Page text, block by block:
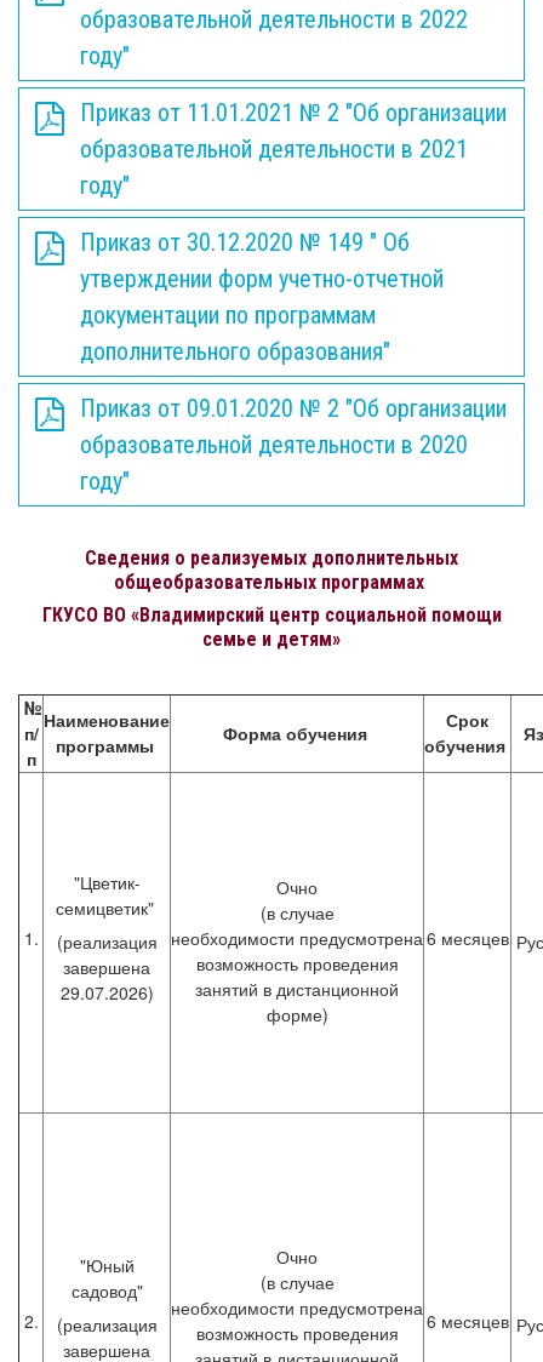
образовательной деятельности в 2022
году"
Приказ от 11.01.2021 № 2 "Об организации
образовательной деятельности в 2021
году"
Приказ от 30.12.2020 № 149 " Об
утверждении форм учетно-отчетной
документации по программам
дополнительного образования"
Приказ от 09.01.2020 № 2 "Об организации
образовательной деятельности в 2020
году"
Сведения о реализуемых дополнительных
общеобразовательных программах
ГКУСО ВО «Владимирский центр социальной помощи
семье и детям»
№
п/
п
Наименование
программы
Форма обучения
Срок
обучения
1.
"Цветик-
семицветик"
(реализация
завершена
29.07.2026)
Очно
(в случае
необходимости предусмотрена
возможность проведения
занятий в дистанционной
форме)
6 месяцев
2.
"Юный
садовод"
(реализация
завершена
Очно
(в случае
необходимости предусмотрена
возможность проведения
6 месяцев